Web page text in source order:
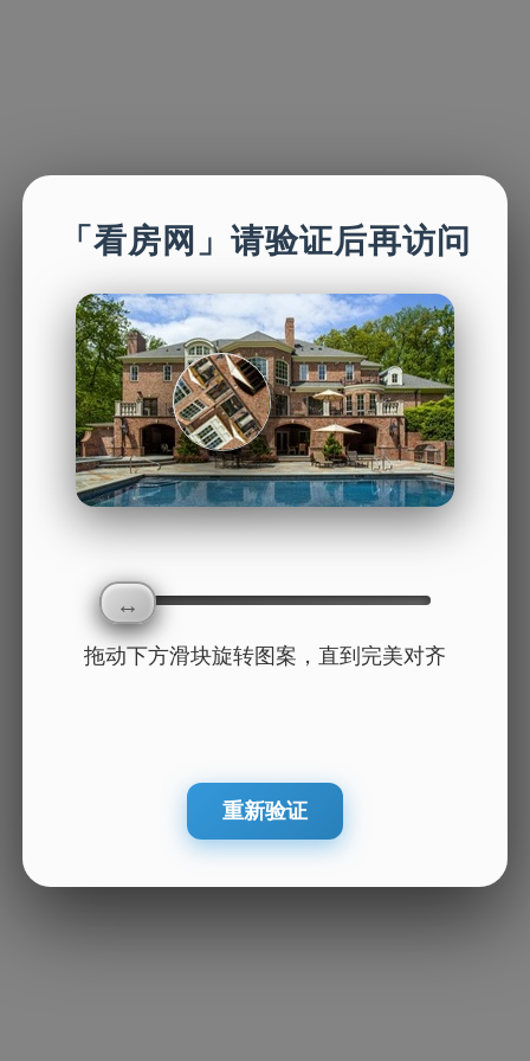
「看房网」请验证后再访问
拖动下方滑块旋转图案，直到完美对齐
重新验证